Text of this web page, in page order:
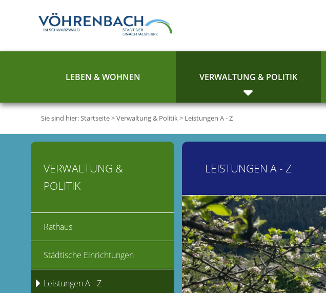
LEBEN & WOHNEN VERWALTUNG & POLITIK
Sie sind hier:Startseite>Verwaltung & Politik> Leistungen A - Z
LEISTUNGEN A - Z
VERWALTUNG &
POLITIK
Rathaus
Städtische Einrichtungen
Leistungen A - Z